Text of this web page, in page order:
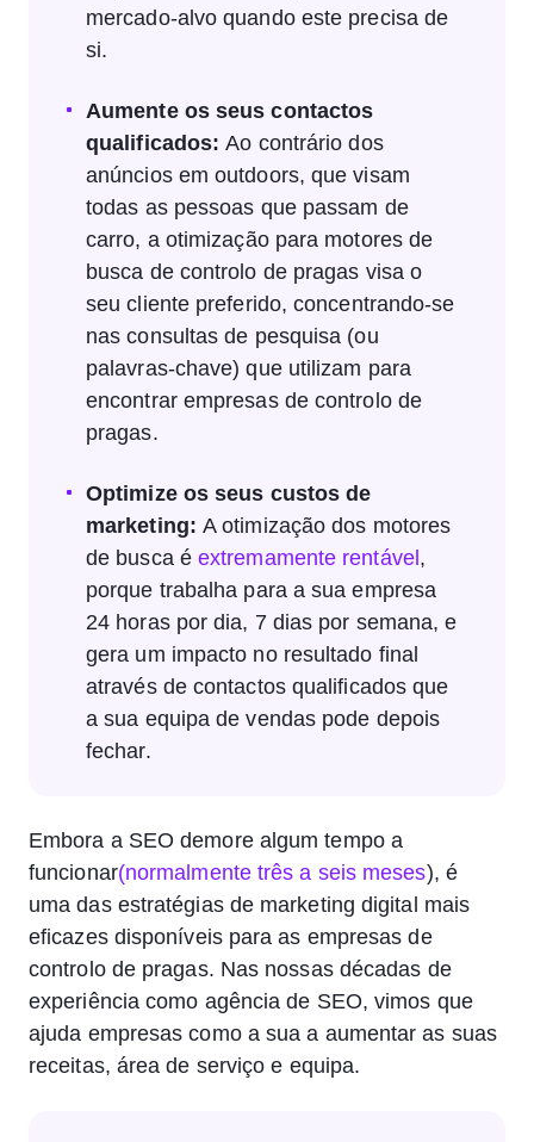
mercado-alvo quando este precisa de
si.
Aumente os seus contactos
qualificados:Ao contrário dos
anúncios em outdoors, que visam
todas as pessoas que passam de
carro, a otimização para motores de
busca de controlo de pragas visa o
seu cliente preferido, concentrando-se
nas consultas de pesquisa (ou
palavras-chave) que utilizam para
encontrar empresas de controlo de
pragas.
Optimize os seus custos de
marketing: A otimização dos motores
de busca é extremamente rentável ,
porque trabalha para a sua empresa
24 horas por dia, 7 dias por semana, e
gera um impacto no resultado final
através de contactos qualificados que
a sua equipa de vendas pode depois
fechar.
Embora a SEO demore algum tempo a
funcionar(normalmente três a seis meses), é
uma das estratégias de marketing digital mais
eficazes disponíveis para as empresas de
controlo de pragas. Nas nossas décadas de
experiência como agência de SEO, vimos que
ajuda empresas como a sua a aumentar as suas
receitas, área de serviço e equipa.